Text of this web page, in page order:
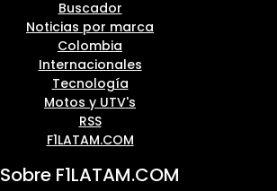
Buscador
Noticias por marca
Colombia
Internacionales
Tecnología
Motos y UTV's
RSS
F1LATAM.COM
Sobre F1LATAM.COM